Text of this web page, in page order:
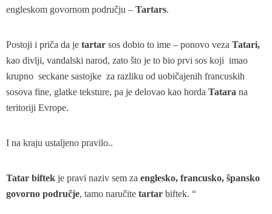
engleskom govornom području – Tartars.
Postoji i priča da je tartar sos dobio to ime – ponovo veza Tatari,
kao divlji, vandalski narod, zato što je to bio prvi sos koji imao
krupno seckane sastojke za razliku od uobičajenih francuskih
sosova fine, glatke teksture, pa je delovao kao horda Tatara na
teritoriji Evrope.
I na kraju ustaljeno pravilo..
Tatar biftek je pravi naziv sem za englesko, francusko, špansko
govorno područje, tamo naručite tartar biftek. “